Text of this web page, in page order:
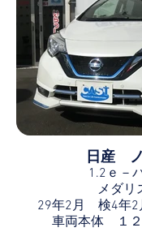
日産
1.2ｅ－
メダリ
29年2月 検4年
車両本体 １